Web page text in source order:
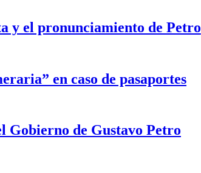
y el pronunciamiento de Petro
en caso de pasaportes
Gobierno de Gustavo Petro